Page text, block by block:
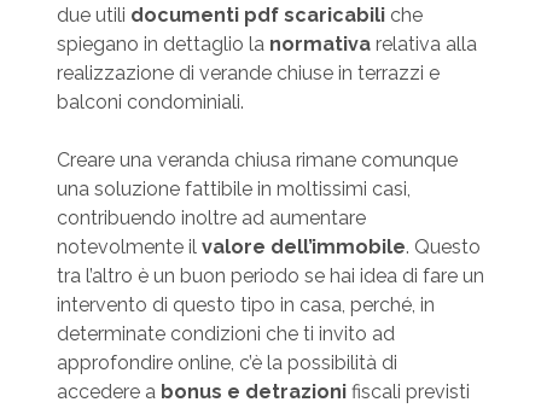
due utili documenti pdf scaricabiliche
spiegano in dettaglio la normativarelativa alla
realizzazione di verande chiuse in terrazzi e
balconi condominiali.
Creare una veranda chiusa rimane comunque
una soluzione fattibile in moltissimi casi,
contribuendo inoltre ad aumentare
notevolmente il valore dell’immobile. Questo
tra l’altro è un buon periodo se hai idea di fare un
intervento di questo tipo in casa, perché, in
determinate condizioni che ti invito ad
approfondire online, c’è la possibilità di
accedere a bonus e detrazionifiscali previsti